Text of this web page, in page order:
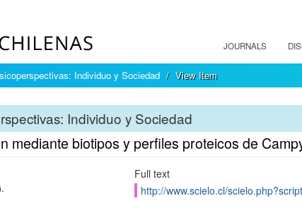
JOURNALS
Individuo y Sociedad View Item
Individuo y Sociedad
mediante biotipos y perfiles proteicos de
Full text
http://www.scielo.cl/